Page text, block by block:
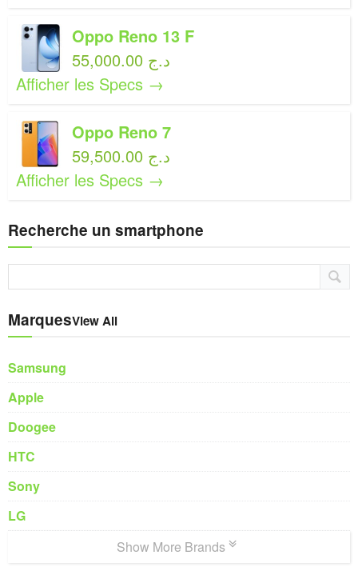
Oppo Reno 13 F
55,000.00 د.ج
Afficher les Specs →
Oppo Reno 7
59,500.00 د.ج
Afficher les Specs →
Recherche un smartphone
MarquesView All
Samsung
Apple
Doogee
HTC
Sony
LG
Show More Brands